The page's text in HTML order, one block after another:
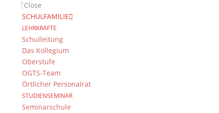
Close
SCHULFAMILIE
LEHRKRÄFTE
Schulleitung
Das Kollegium
Oberstufe
OGTS-Team
Örtlicher Personalrat
STUDIENSEMINAR
Seminarschule
Suche
Newsarchiv